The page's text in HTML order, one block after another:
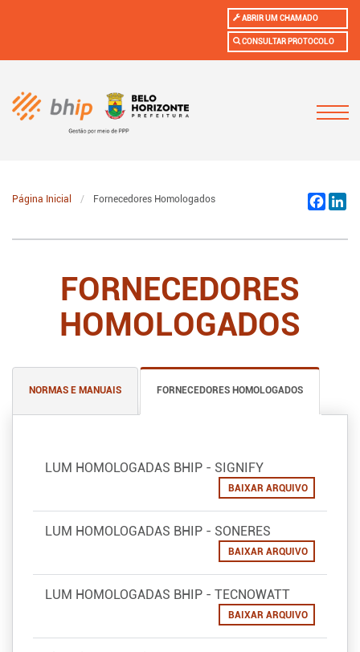
ABRIR UM CHAMADO
CONSULTAR PROTOCOLO
Página Inicial Fornecedores Homologados
FORNECEDORES
HOMOLOGADOS
NORMAS E MANUAIS FORNECEDORES HOMOLOGADOS
LUM HOMOLOGADAS BHIP - SIGNIFY
BAIXAR ARQUIVO
LUM HOMOLOGADAS BHIP - SONERES
BAIXAR ARQUIVO
LUM HOMOLOGADAS BHIP - TECNOWATT
BAIXAR ARQUIVO